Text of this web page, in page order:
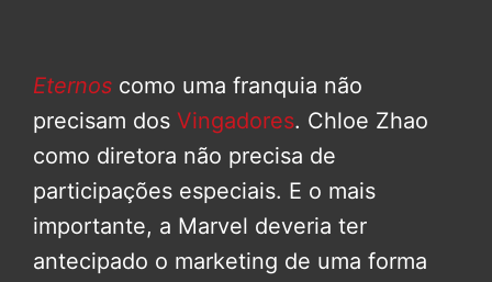
Eternos como uma franquia não
precisam dos Vingadores. Chloe Zhao
como diretora não precisa de
participações especiais. E o mais
importante, a Marvel deveria ter
antecipado o marketing de uma forma